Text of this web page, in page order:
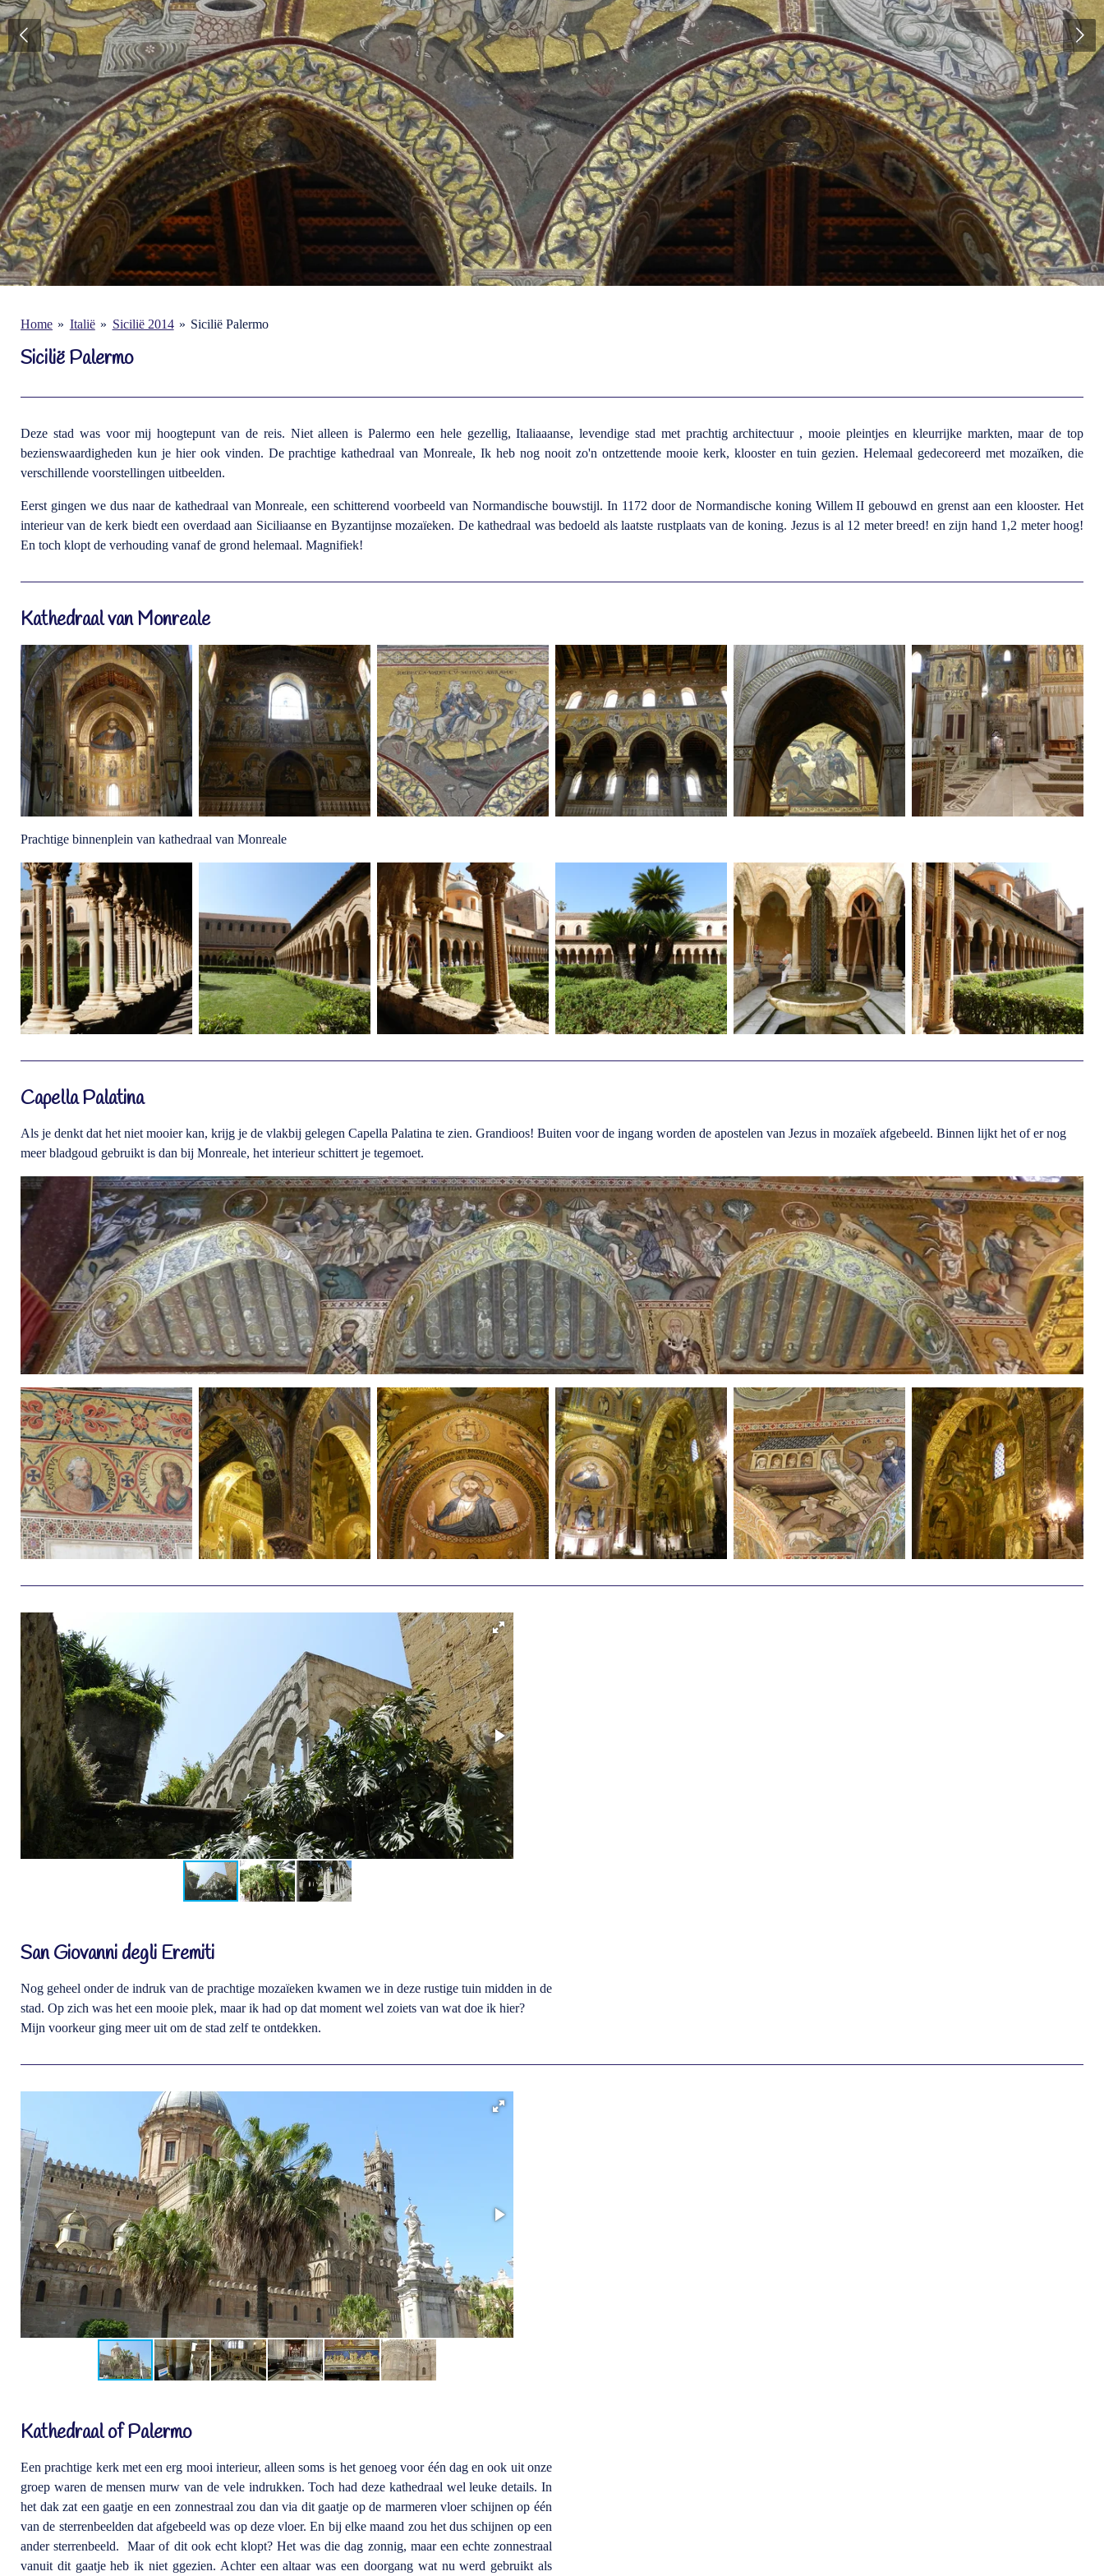
Home » Italië » Sicilië 2014 » Sicilië Palermo
Sicilië Palermo
Deze stad was voor mij hoogtepunt van de reis. Niet alleen is Palermo een hele gezellig, Italiaaanse, levendige stad met prachtig architectuur , mooie pleintjes en kleurrijke markten, maar de top
bezienswaardigheden kun je hier ook vinden. De prachtige kathedraal van Monreale, Ik heb nog nooit zo'n ontzettende mooie kerk, klooster en tuin gezien. Helemaal gedecoreerd met mozaïken, die
verschillende voorstellingen uitbeelden.
Eerst gingen we dus naar de kathedraal van Monreale, een schitterend voorbeeld van Normandische bouwstijl. In 1172 door de Normandische koning Willem II gebouwd en grenst aan een klooster. Het
interieur van de kerk biedt een overdaad aan Siciliaanse en Byzantijnse mozaïeken. De kathedraal was bedoeld als laatste rustplaats van de koning. Jezus is al 12 meter breed! en zijn hand 1,2 meter hoog!
En toch klopt de verhouding vanaf de grond helemaal. Magnifiek!
Kathedraal van Monreale
Prachtige binnenplein van kathedraal van Monreale
Capella Palatina
Als je denkt dat het niet mooier kan, krijg je de vlakbij gelegen Capella Palatina te zien. Grandioos! Buiten voor de ingang worden de apostelen van Jezus in mozaïek afgebeeld. Binnen lijkt het of er nog
meer bladgoud gebruikt is dan bij Monreale, het interieur schittert je tegemoet.
San Giovanni degli Eremiti
Nog geheel onder de indruk van de prachtige mozaïeken kwamen we in deze rustige tuin midden in de
stad. Op zich was het een mooie plek, maar ik had op dat moment wel zoiets van wat doe ik hier?
Mijn voorkeur ging meer uit om de stad zelf te ontdekken.
Kathedraal of Palermo
Een prachtige kerk met een erg mooi interieur, alleen soms is het genoeg voor één dag en ook uit onze
groep waren de mensen murw van de vele indrukken. Toch had deze kathedraal wel leuke details. In
het dak zat een gaatje en een zonnestraal zou dan via dit gaatje op de marmeren vloer schijnen op één
van de sterrenbeelden dat afgebeeld was op deze vloer. En bij elke maand zou het dus schijnen op een
ander sterrenbeeld. Maar of dit ook echt klopt? Het was die dag zonnig, maar een echte zonnestraal
vanuit dit gaatje heb ik niet ggezien. Achter een altaar was een doorgang wat nu werd gebruikt als